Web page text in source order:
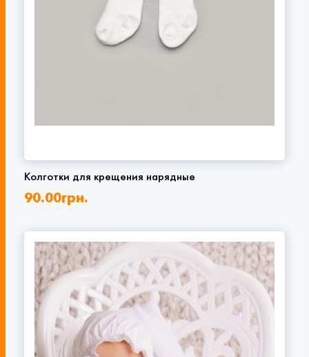
Колготки для крещения нарядные
90.00грн.